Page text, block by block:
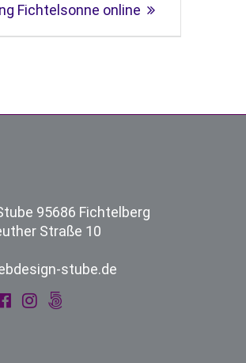
Fichtelsonne online
95686 Fichtelberg
Straße 10
stube.de